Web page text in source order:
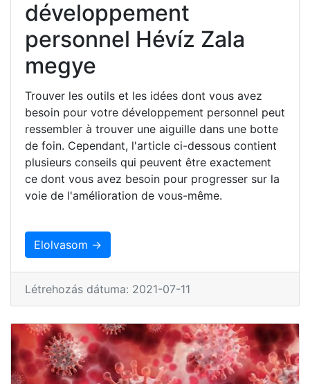
développement
personnel Hévíz Zala
megye
Trouver les outils et les idées dont vous avez
besoin pour votre développement personnel peut
ressembler à trouver une aiguille dans une botte
de foin. Cependant, l'article ci-dessous contient
plusieurs conseils qui peuvent être exactement
ce dont vous avez besoin pour progresser sur la
voie de l'amélioration de vous-même.
Elolvasom →
Létrehozás dátuma: 2021-07-11